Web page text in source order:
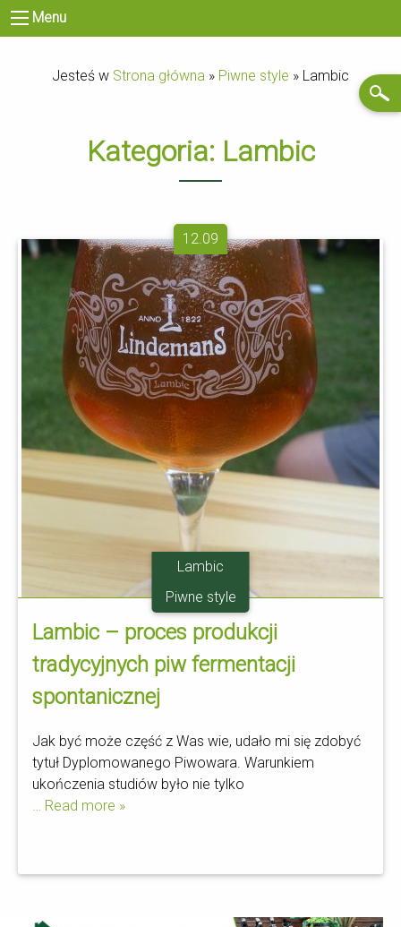
Menu
Jesteś w Strona główna » Piwne style » Lambic
Kategoria: Lambic
12.09
Lambic
Piwne style
Lambic – proces produkcji
tradycyjnych piw fermentacji
spontanicznej
Jak być może część z Was wie, udało mi się zdobyć
tytuł Dyplomowanego Piwowara. Warunkiem
ukończenia studiów było nie tylko
… Read more »